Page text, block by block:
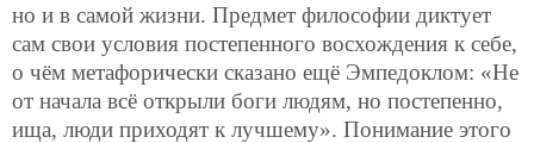
но и в самой жизни. Предмет философии диктует
сам свои условия постепенного восхождения к себе,
о чём метафорически сказано ещё Эмпедоклом: «Не
от начала всё открыли боги людям, но постепенно,
ища, люди приходят к лучшему». Понимание этого